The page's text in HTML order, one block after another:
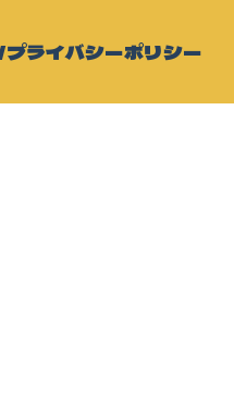
ライバシーポリシー